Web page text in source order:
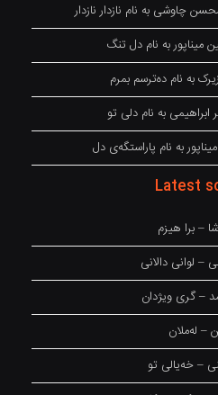
چاوشی به نام نازدار نازدار
میناپور به نام دل تنگ
به نام دەترسم بمرم
به نام دلی تو
به نام پاراستگەی دل
Latest
– برا هیزم
– لوانی دالانی
– گری ویژدان
– لەملان
– خەیالی تو